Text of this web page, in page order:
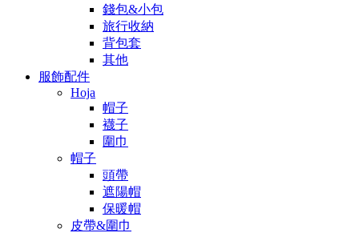
錢包&小包
旅行收納
背包套
其他
服飾配件
Hoja
帽子
襪子
圍巾
帽子
頭帶
遮陽帽
保暖帽
皮帶&圍巾